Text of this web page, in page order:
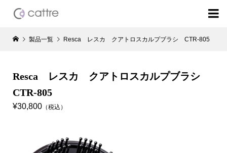

製品一覧 Resca レスカ クアトロスカルプブラシ CTR-805
Resca レスカ クアトロスカルプブラシ
CTR-805
¥30,800（税込）